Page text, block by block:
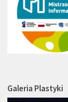
Galeria Plastyki